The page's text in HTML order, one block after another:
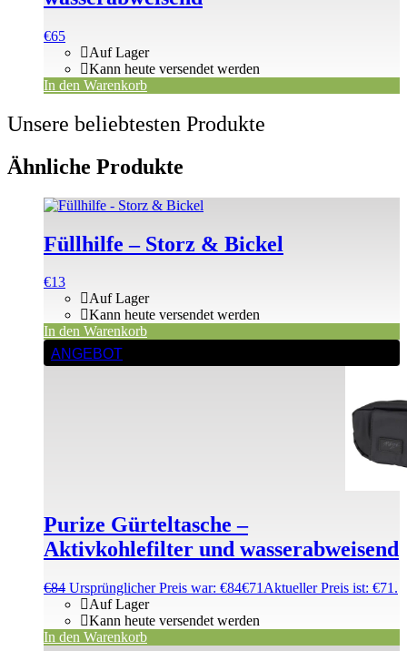
€65
Auf Lager
Kann heute versendet werden
In den Warenkorb
Unsere beliebtesten Produkte
Ähnliche Produkte
Füllhilfe – Storz & Bickel
€13
Auf Lager
Kann heute versendet werden
In den Warenkorb
ANGEBOT
Purize Gürteltasche –
Aktivkohlefilter und wasserabweisend
€84 Ursprünglicher Preis war: €84€71 Aktueller Preis ist: €71.
Auf Lager
Kann heute versendet werden
In den Warenkorb